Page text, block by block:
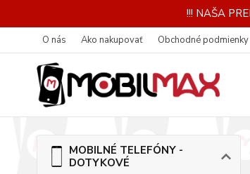
!!! NAŠA
O nás Ako nakupovať Obchodné podmienky
MOBILNÉ TELEFÓNY -
DOTYKOVÉ